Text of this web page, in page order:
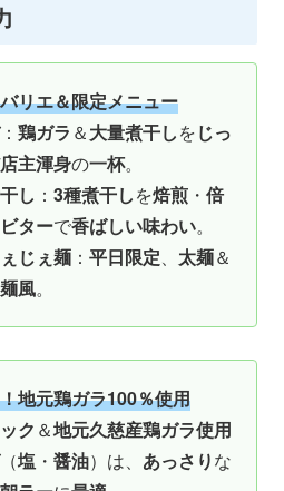
リエ＆限定メニュー
： 鶏ガラ ＆大量煮干しをじっ
主渾身の一杯。
し ： 3種煮干しを焙煎 ・ 倍
ビターで香ばしい味わい。
じぇ麺 ： 平日限定、 太麺＆
風。
地元鶏ガラ100％使用
ク ＆地元久慈産鶏ガラ使用
（塩 ・ 醤油）は、 あっさりな